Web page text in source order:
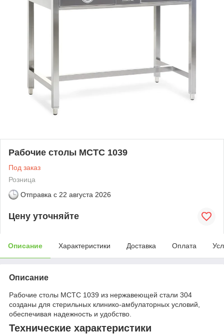
Рабочие столы MCTC 1039
Под заказ
Розница
Отправка с 22 августа 2026
Цену уточняйте
Описание Характеристики Доставка Оплата
Описание
Рабочие столы MCTC 1039 из нержавеющей стали 304
созданы для стерильных клинико-амбулаторных условий,
обеспечивая надежность и удобство.
Технические характеристики